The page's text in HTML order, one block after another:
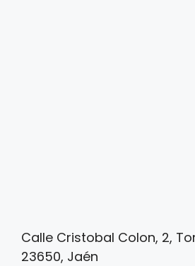
Calle Cristobal Colon, 2,
23650, Jaén